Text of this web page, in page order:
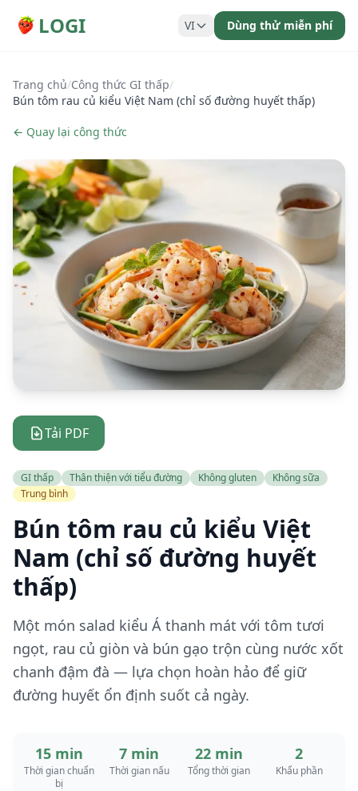
LOGI VI Dùng thử miễn phí
Trang chủ/Công thức GI thấp/
Bún tôm rau củ kiểu Việt Nam (chỉ số đường huyết thấp)
← Quay lại công thức
Tải PDF
GI thấp Thân thiện với tiểu đường Không gluten
Không sữa
Trung bình
Bún tôm rau củ kiểu Việt
Nam (chỉ số đường huyết
thấp)
Một món salad kiểu Á thanh mát với tôm tươi
ngọt, rau củ giòn và bún gạo trộn cùng nước xốt
chanh đậm đà — lựa chọn hoàn hảo để giữ
đường huyết ổn định suốt cả ngày.
15 min
Thời gian chuẩn
bị
7 min
Thời gian nấu
22 min
Tổng thời gian
2
Khẩu phần